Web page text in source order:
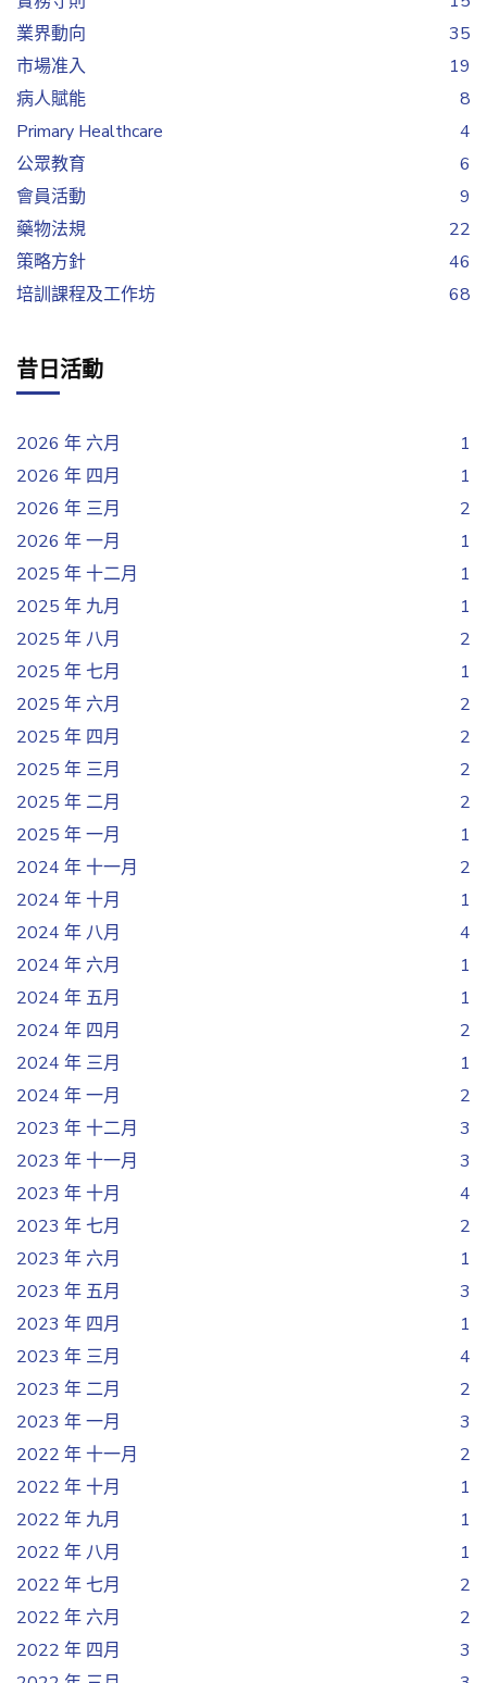
業界動向
35
市場准入
19
病人賦能
8
Primary Healthcare
4
公眾教育
6
會員活動
9
藥物法規
22
策略方針
46
培訓課程及工作坊
68
昔日活動
2026 年 六月
1
2026 年 四月
1
2026 年 三月
2
2026 年 一月
1
2025 年 十二月
1
2025 年 九月
1
2025 年 八月
2
2025 年 七月
1
2025 年 六月
2
2025 年 四月
2
2025 年 三月
2
2025 年 二月
2
2025 年 一月
1
2024 年 十一月
2
2024 年 十月
1
2024 年 八月
4
2024 年 六月
1
2024 年 五月
1
2024 年 四月
2
2024 年 三月
1
2024 年 一月
2
2023 年 十二月
3
2023 年 十一月
3
2023 年 十月
4
2023 年 七月
2
2023 年 六月
1
2023 年 五月
3
2023 年 四月
1
2023 年 三月
4
2023 年 二月
2
2023 年 一月
3
2022 年 十一月
2
2022 年 十月
1
2022 年 九月
1
2022 年 八月
1
2022 年 七月
2
2022 年 六月
2
2022 年 四月
3